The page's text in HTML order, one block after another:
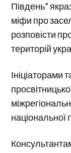
Південь”
міфи про
розповісти
територій
Ініціаторами
національної